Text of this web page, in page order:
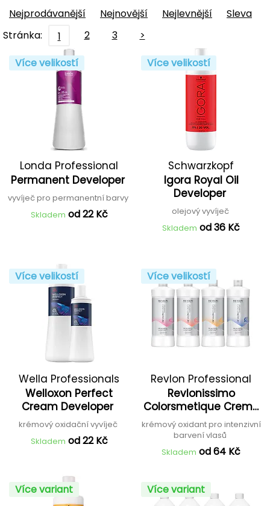
Nejprodávanější Nejnovější Nejlevnější
Sleva
Stránka:
1 2 3
>
Více velikostí
Londa Professional
Permanent Developer
vyvíječ pro permanentní barvy
Skladem od 22 Kč
Více velikostí
Schwarzkopf
Professional
Igora Royal Oil
Developer
olejový vyvíječ
Skladem od 36 Kč
Více velikostí
Wella Professionals
Welloxon Perfect
Cream Developer
krémový oxidační vyvíječ
Skladem od 22 Kč
Více velikostí
Revlon Professional
Revlonissimo
Colorsmetique Creme
Peroxide
krémový oxidant pro intenzivní
barvení vlasů
Skladem od 64 Kč
Více variant Více variant